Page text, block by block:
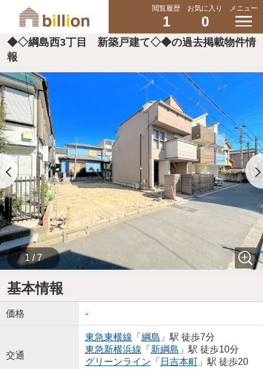
閲覧履歴
1
お気に入り
0
メニュー
◆◇綱島西3丁目 新築戸建て◇◆の過去掲載物件情
報
1 / 7
基本情報
価格 -
交通
東急東横線 「 綱島 」駅 徒歩7分
東急新横浜線 「 新綱島 」駅 徒歩10分
グリーンライン 「 日吉本町」駅 徒歩20